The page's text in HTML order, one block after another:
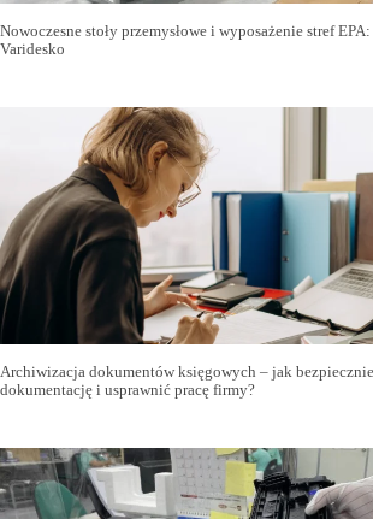
Nowoczesne stoły przemysłowe i wyposażenie stref
Varidesko
Archiwizacja dokumentów księgowych – jak
dokumentację i usprawnić pracę firmy?